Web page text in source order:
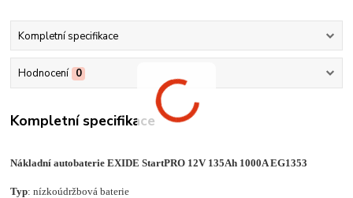
Kompletní specifikace
Hodnocení 0
Kompletní specifikace
Nákladní autobaterie EXIDE StartPRO 12V 135Ah 1000A EG1353
Typ: nízkoúdržbová baterie